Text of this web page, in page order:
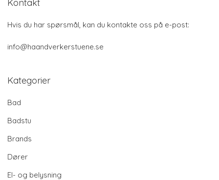
Kontakt
Hvis du har spørsmål, kan du kontakte oss på e-post:
info@haandverkerstuene.se
Kategorier
Bad
Badstu
Brands
Dører
El- og belysning